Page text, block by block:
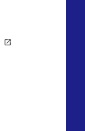
open_in_new